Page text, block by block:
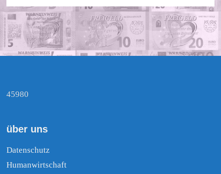
45980
über uns
Datenschutz
Humanwirtschaft